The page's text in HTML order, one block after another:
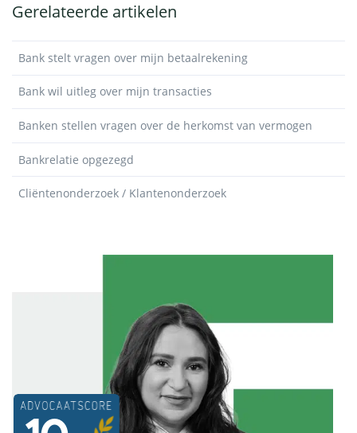
Gerelateerde artikelen
Bank stelt vragen over mijn betaalrekening
Bank wil uitleg over mijn transacties
Banken stellen vragen over de herkomst van vermogen
Bankrelatie opgezegd
Cliëntenonderzoek / Klantenonderzoek